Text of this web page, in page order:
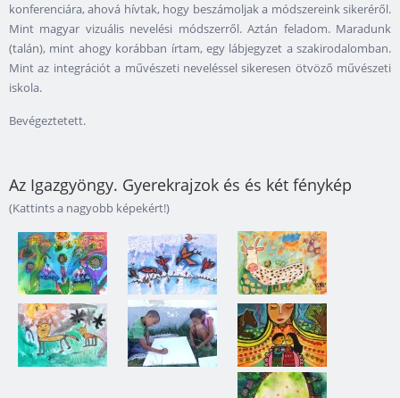
konferenciára, ahová hívtak, hogy beszámoljak a módszereink sikeréről.
Mint magyar vizuális nevelési módszerről. Aztán feladom. Maradunk
(talán), mint ahogy korábban írtam, egy lábjegyzet a szakirodalomban.
Mint az integrációt a művészeti neveléssel sikeresen ötvöző művészeti
iskola.
Bevégeztetett.
Az Igazgyöngy. Gyerekrajzok és és két fénykép
(Kattints a nagyobb képekért!)